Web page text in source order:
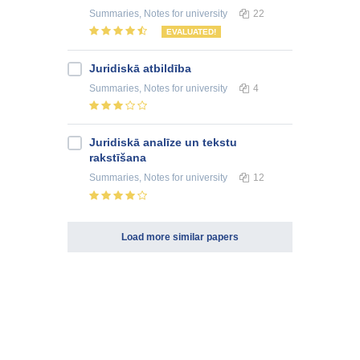
Summaries, Notes for university 22
EVALUATED!
Juridiskā atbildība
Summaries, Notes for university 4
Juridiskā analīze un tekstu
rakstīšana
Summaries, Notes for university 12
Load more similar papers